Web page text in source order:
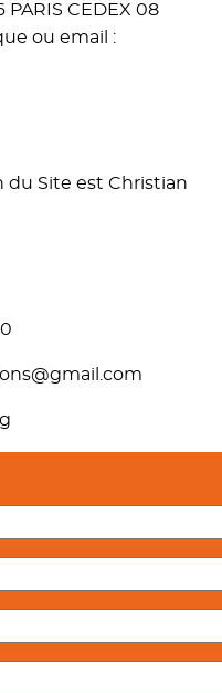
PARIS CEDEX 08
ou email :
du Site est Christian